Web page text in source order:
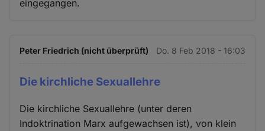
eingegangen.
Peter Friedrich (nicht überprüft) Do. 8 Feb 2018 - 16:03
Die kirchliche Sexuallehre
Die kirchliche Sexuallehre (unter deren
Indoktrination Marx aufgewachsen ist), von klein